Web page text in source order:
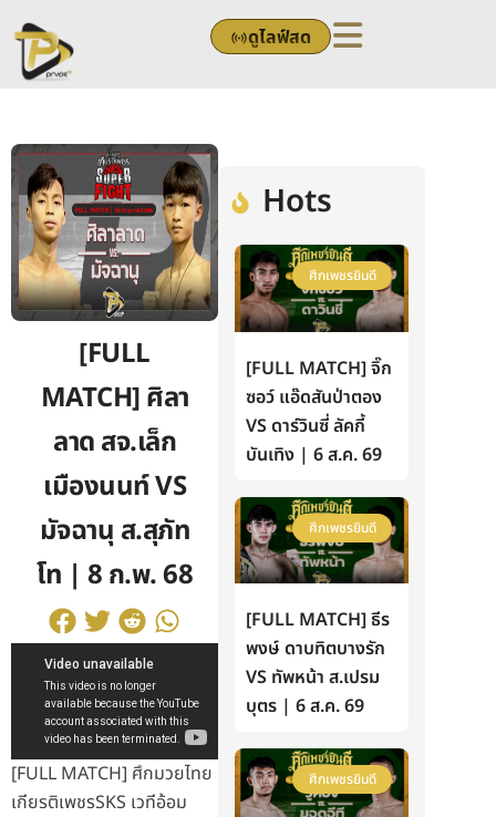
to
content
ดูไลฟ์สด
[FULL
MATCH] ศิลา
ลาด สจ.เล็ก
เมืองนนท์ VS
มัจฉานุ ส.สุภัท
โท | 8 ก.พ. 68
[FULL MATCH] ศึกมวยไทย
เกียรติเพชรSKS เวทีอ้อม
Hots
ศึกเพชรยินดี
[FULL MATCH] จิ๊ก
ซอว์ แอ๊ดสันป่าตอง
VS ดาร์วินซี่ ลัคกี้
บันเทิง | 6 ส.ค. 69
ศึกเพชรยินดี
[FULL MATCH] ธีร
พงษ์ ดาบทิตบางรัก
VS ทัพหน้า ส.เปรม
บุตร | 6 ส.ค. 69
ศึกเพชรยินดี